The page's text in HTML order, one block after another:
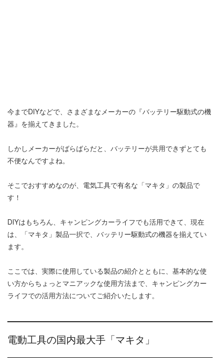
今までDIYなどで、さまざまなメーカーの『バッテリー駆動式の機
器』を揃えてきました。
しかしメーカーがばらばらだと、バッテリーが共用できずとても
不便なんですよね。
そこでおすすめなのが、電気工具で有名な「マキタ」の製品で
す！
DIYはもちろん、キャンピングカーライフでも活用できて、現在
は、「マキタ」製品一択で、バッテリー駆動式の機器を揃えてい
ます。
ここでは、実際に使用している製品の紹介とともに、基本的な使
い方からちょっとマニアックな使用方法まで、キャンピングカー
ライフでの活用方法についてご紹介いたします。
電動工具の国内最大手「マキタ」